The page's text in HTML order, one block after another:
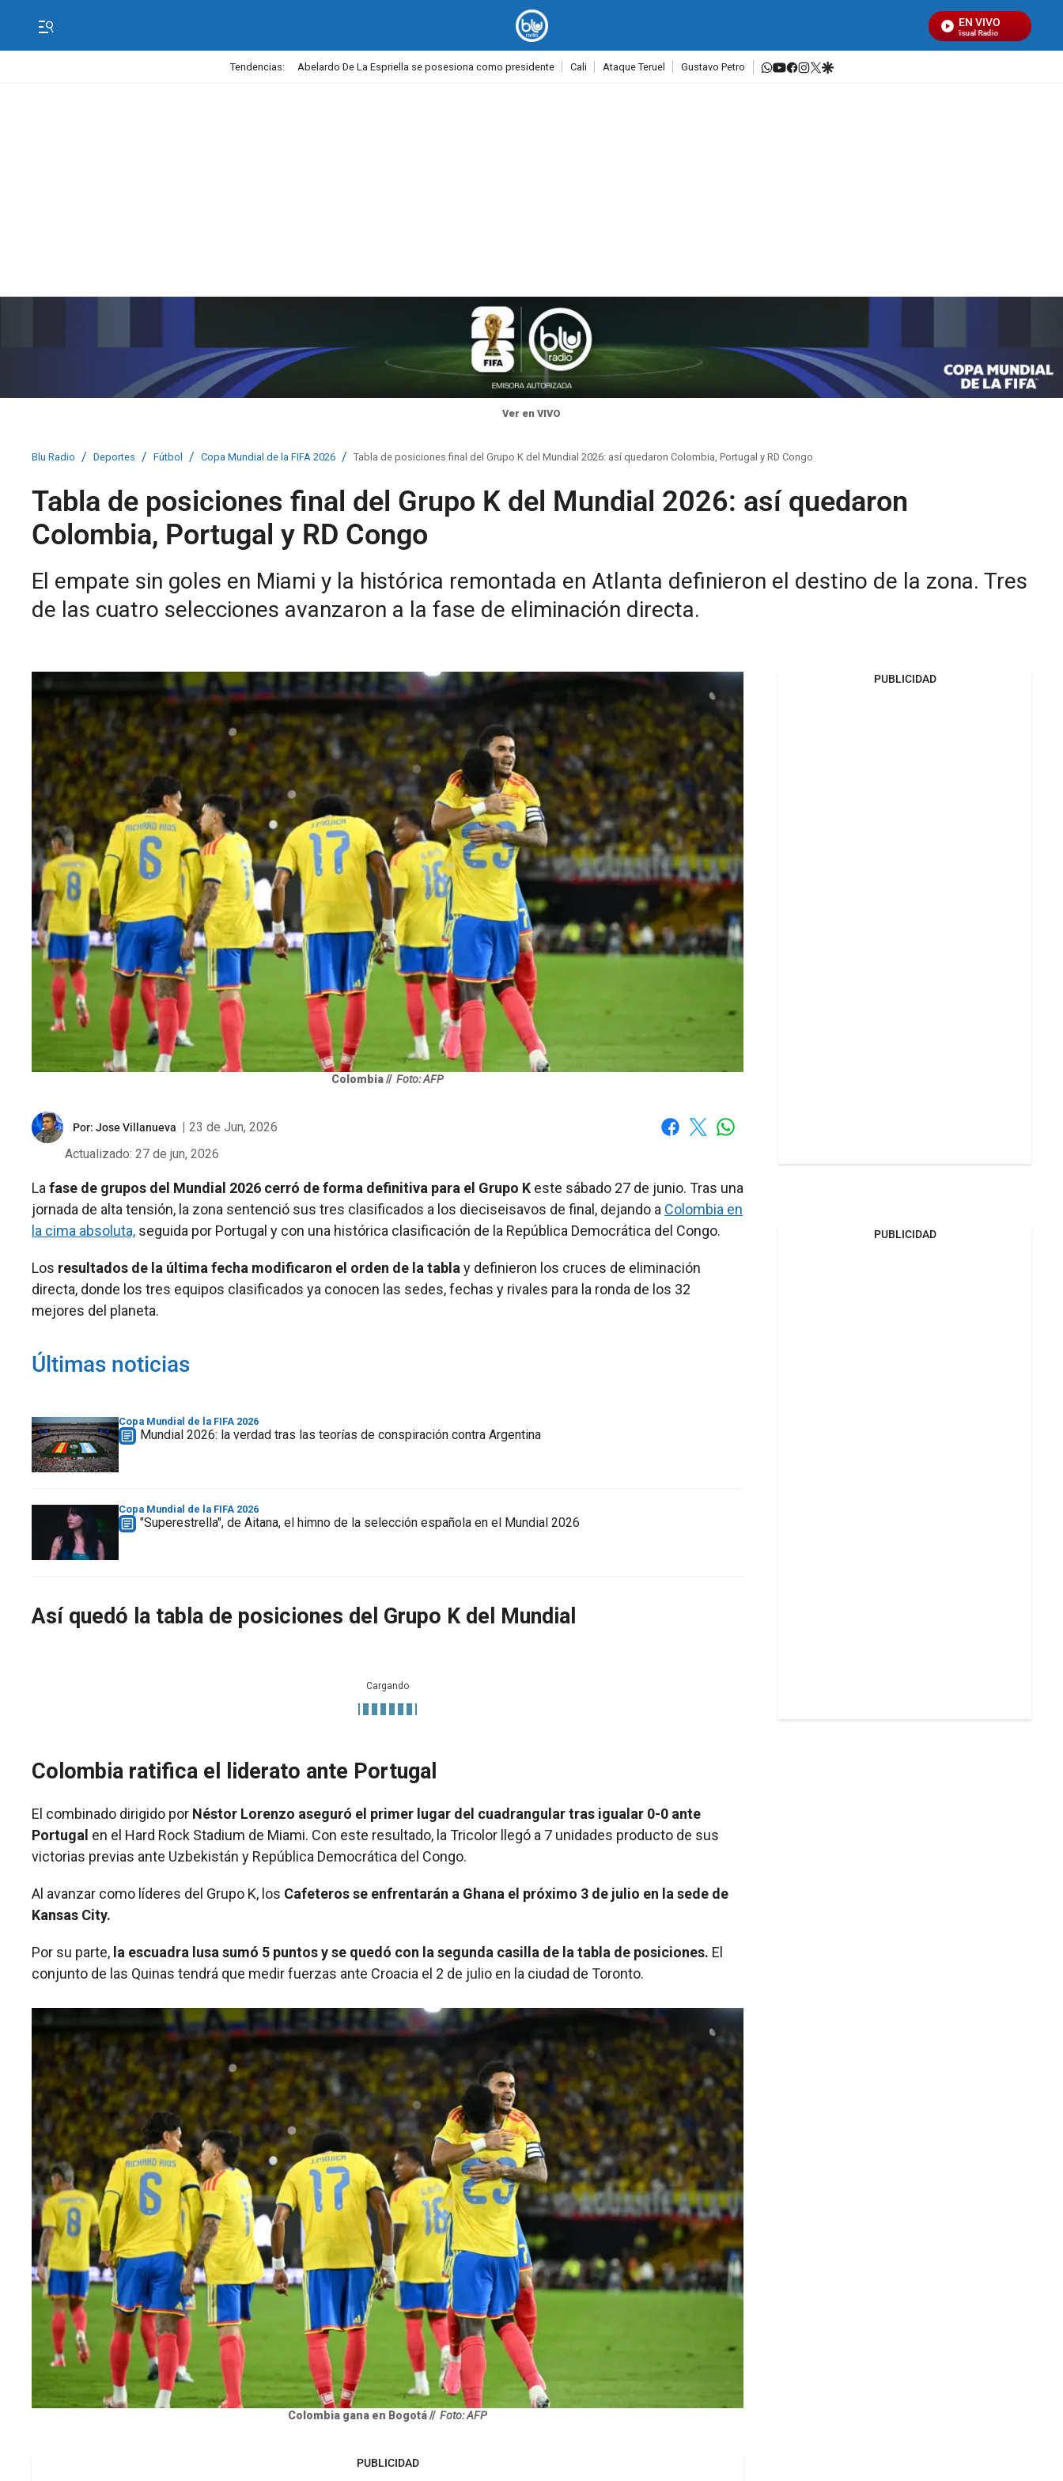
EN VIVO
Señal Visual Radio
Tendencias: Abelardo De La Espriella se posesiona como presidente Cali Ataque Teruel Gustavo Petro whatsapp
youtube
facebook
instagram
twitter
google
Ver en VIVO
Blu Radio / Deportes / Fútbol / Copa Mundial de la FIFA 2026 / Tabla de posiciones final del Grupo K del Mundial 2026: así quedaron Colombia, Portugal y RD Congo
Tabla de posiciones final del Grupo K del Mundial 2026: así quedaron
Colombia, Portugal y RD Congo
El empate sin goles en Miami y la histórica remontada en Atlanta definieron el destino de la zona. Tres
de las cuatro selecciones avanzaron a la fase de eliminación directa.
Colombia // Foto: AFP
Por: Jose Villanueva | 23 de Jun, 2026
Actualizado: 27 de jun, 2026
La fase de grupos del Mundial 2026 cerró de forma definitiva para el Grupo K este sábado 27 de junio. Tras una
jornada de alta tensión, la zona sentenció sus tres clasificados a los dieciseisavos de final, dejando a Colombia en
la cima absoluta, seguida por Portugal y con una histórica clasificación de la República Democrática del Congo.
Los resultados de la última fecha modificaron el orden de la tabla y definieron los cruces de eliminación
directa, donde los tres equipos clasificados ya conocen las sedes, fechas y rivales para la ronda de los 32
mejores del planeta.
Últimas noticias
Copa Mundial de la FIFA 2026
Mundial 2026: la verdad tras las teorías de conspiración contra Argentina
Copa Mundial de la FIFA 2026
"Superestrella", de Aitana, el himno de la selección española en el Mundial 2026
Así quedó la tabla de posiciones del Grupo K del Mundial
Cargando
Colombia ratifica el liderato ante Portugal
El combinado dirigido por Néstor Lorenzo aseguró el primer lugar del cuadrangular tras igualar 0-0 ante
Portugal en el Hard Rock Stadium de Miami. Con este resultado, la Tricolor llegó a 7 unidades producto de sus
victorias previas ante Uzbekistán y República Democrática del Congo.
Al avanzar como líderes del Grupo K, los Cafeteros se enfrentarán a Ghana el próximo 3 de julio en la sede de
Kansas City.
Por su parte, la escuadra lusa sumó 5 puntos y se quedó con la segunda casilla de la tabla de posiciones. El
conjunto de las Quinas tendrá que medir fuerzas ante Croacia el 2 de julio en la ciudad de Toronto.
Colombia gana en Bogotá // Foto: AFP
PUBLICIDAD
PUBLICIDAD
PUBLICIDAD